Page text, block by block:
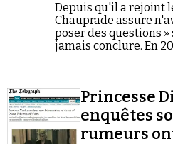
Depuis qu'il a rejoint
Chauprade assure
poser des questions »
jamais conclure. En
Princesse
enquêtes
rumeurs